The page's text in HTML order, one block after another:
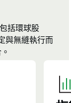
括環球股
與無縫執行而